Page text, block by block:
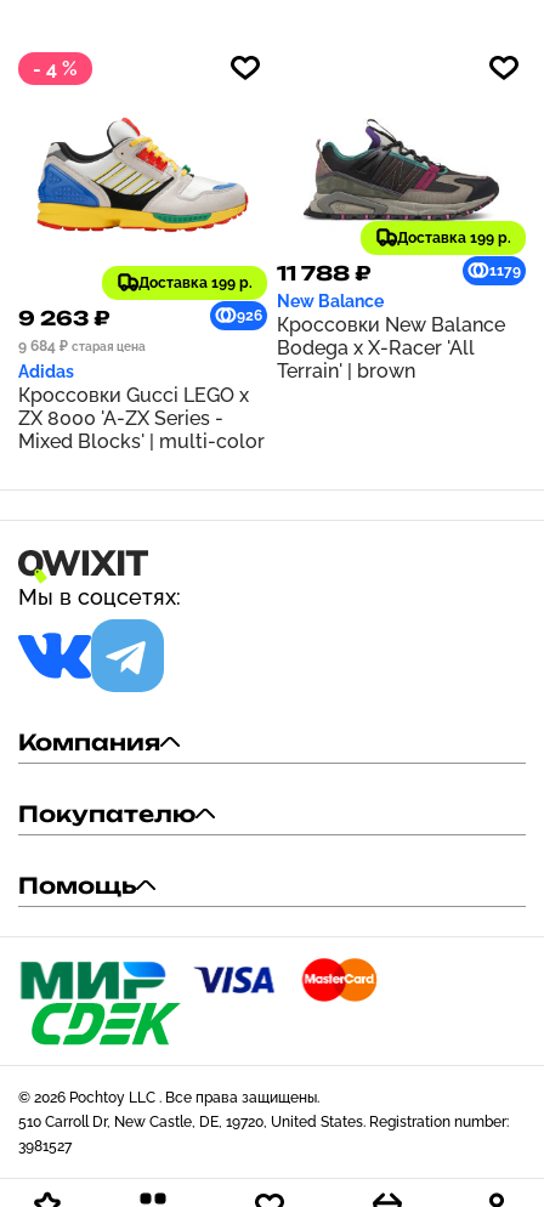
- 4 %
Доставка 199 р.
9 263 ₽
926
9 684 ₽ старая цена
Adidas
Кроссовки Gucci LEGO x
ZX 8000 'A-ZX Series -
Mixed Blocks' | multi-color
Доставка 199 р.
11 788 ₽ 1179
New Balance
Кроссовки New Balance
Bodega x X-Racer 'All
Terrain' | brown
Мы в соцсетях:
Компания
Покупателю
Помощь
© 2026 Pochtoy LLC . Все права защищены.
510 Carroll Dr, New Castle, DE, 19720, United States. Registration number:
3981527